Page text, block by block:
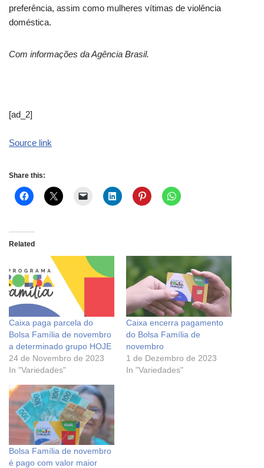
preferência, assim como mulheres vítimas de violência
doméstica.
Com informações da Agência Brasil.
[ad_2]
Source link
Share this:
Related
Caixa paga parcela do
Bolsa Família de novembro
a determinado grupo HOJE
24 de Novembro de 2023
In "Variedades"
Caixa encerra pagamento
do Bolsa Família de
novembro
1 de Dezembro de 2023
In "Variedades"
Bolsa Família de novembro
é pago com valor maior